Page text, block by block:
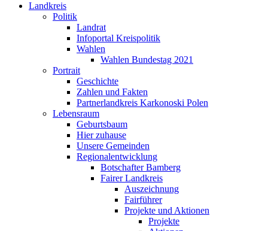
Landkreis
Politik
Landrat
Infoportal Kreispolitik
Wahlen
Wahlen Bundestag 2021
Portrait
Geschichte
Zahlen und Fakten
Partnerlandkreis Karkonoski Polen
Lebensraum
Geburtsbaum
Hier zuhause
Unsere Gemeinden
Regionalentwicklung
Botschafter Bamberg
Fairer Landkreis
Auszeichnung
Fairführer
Projekte und Aktionen
Projekte